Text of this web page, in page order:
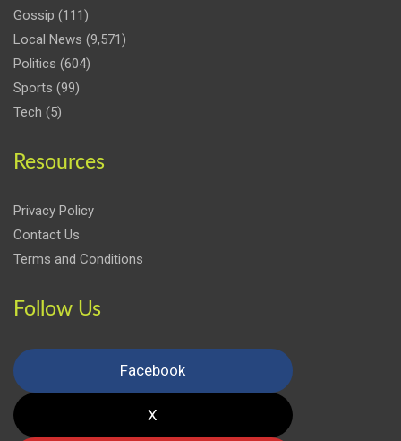
Gossip (111)
Local News (9,571)
Politics (604)
Sports (99)
Tech (5)
Resources
Privacy Policy
Contact Us
Terms and Conditions
Follow Us
Facebook
X